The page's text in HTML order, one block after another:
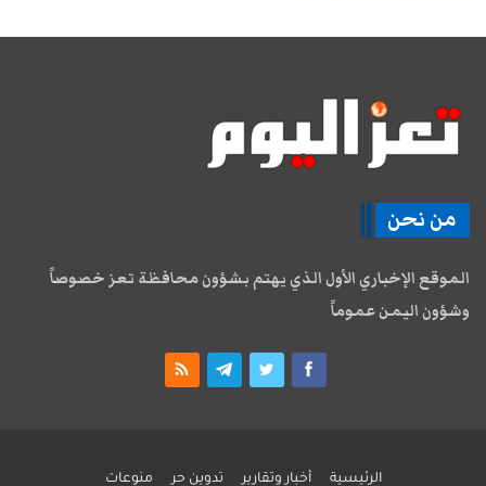
من نحن
الموقع الإخباري الأول الذي يهتم بشؤون محافظة تعز خصوصاً
وشؤون اليمن عموماً
الرئيسية أخبار وتقارير تدوين حر منوعات